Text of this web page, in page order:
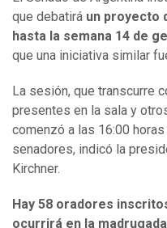
que debatirá un proyecto
hasta la semana 14 de
que una iniciativa similar
La sesión, que transcurre
presentes en la sala y
comenzó a las 16:00
senadores, indicó la
Kirchner.
Hay 58 oradores
ocurrirá en la